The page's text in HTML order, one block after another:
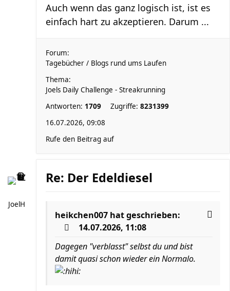
Auch wenn das ganz logisch ist, ist es
einfach hart zu akzeptieren. Darum ...
Forum:
Tagebücher / Blogs rund ums Laufen
Thema:
Joels Daily Challenge - Streakrunning
Antworten: 1709 Zugriffe: 8231399
16.07.2026, 09:08
Rufe den Beitrag auf
JoelH
Re: Der Edeldiesel
heikchen007 hat geschrieben:
14.07.2026, 11:08
Dagegen "verblasst" selbst du und bist
damit quasi schon wieder ein Normalo.